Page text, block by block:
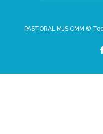
PASTORAL MJS CMM ©